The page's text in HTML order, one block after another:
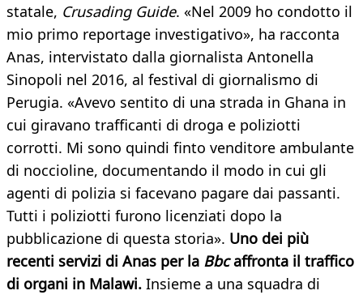
statale, Crusading Guide. «Nel 2009 ho condotto il
mio primo reportage investigativo», ha racconta
Anas, intervistato dalla giornalista Antonella
Sinopoli nel 2016, al festival di giornalismo di
Perugia. «Avevo sentito di una strada in Ghana in
cui giravano trafficanti di droga e poliziotti
corrotti. Mi sono quindi finto venditore ambulante
di noccioline, documentando il modo in cui gli
agenti di polizia si facevano pagare dai passanti.
Tutti i poliziotti furono licenziati dopo la
pubblicazione di questa storia». Uno dei più
recenti servizi di Anas per la Bbcaffronta il traffico
di organi in Malawi. Insieme a una squadra di